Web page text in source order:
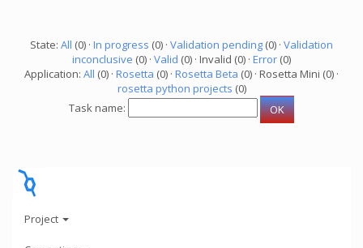
State: All (0) · In progress (0) · Validation pending (0) · Validation
inconclusive (0) · Valid (0) · Invalid (0) · Error (0)
Application: All (0) · Rosetta (0) · Rosetta Beta (0) · Rosetta Mini (0) ·
rosetta python projects (0)
Task name:
Project